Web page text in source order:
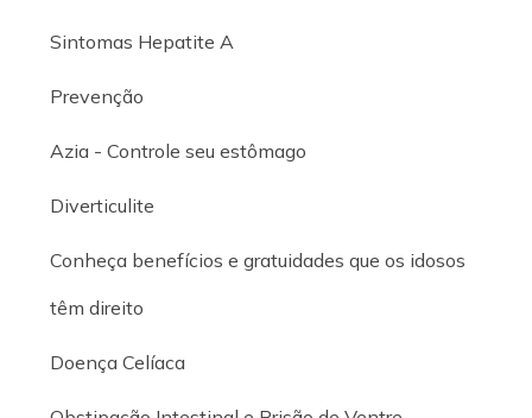
Sintomas Hepatite A
Prevenção
Azia - Controle seu estômago
Diverticulite
Conheça benefícios e gratuidades que os idosos
têm direito
Doença Celíaca